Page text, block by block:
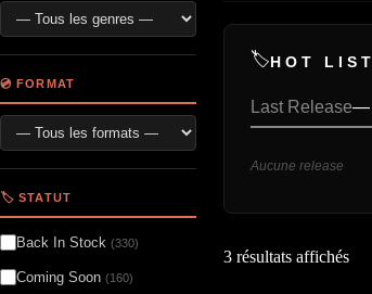
🏷️HOT LIST
Last Release—
Aucune release
3 résultats affichés
💿 FORMAT
🏷️ STATUT
Back In Stock (330)
Coming Soon (160)